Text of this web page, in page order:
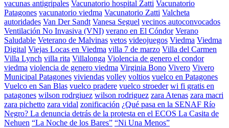
vacunas antigripales Vacunatorio hospital Zatti Vacunatorio
Patagones vacunatorio viedma Vacunatorio Zatti Valcheta
autoridades Van Der Sandt Vanesa Seguel vecinos autoconvocados
Ventilación No Invasiva (VNI) verano en El Cóndor Verano
Saludable Veterano de Malvinas vetos videojuegos Viedma Viedma
Digital Viejas Locas en Viedma villa 7 de marzo Villa del Carmen
Villa Lynch villa rita Villalonga Violencia de genero el condor
viedma violencia de genero viedma Virginia Bono Vivero Vivero
Municipal Patagones viviendas volley voltios vuelco en Patagones
Vuelco en San Blas vuelco pradere vuelco stroeder wi fi gratis en
patagones wilson rodrgiuez wilson rodriguez zara Atenas zara macri
zara pichetto zara vidal zonificación ¿Qué pasa en la SENAF Río
Negro? La denuncia detrás de la protesta en el ECOS La Casita de
Nehuen “La Noche de los Bares” “Ni Una Menos”